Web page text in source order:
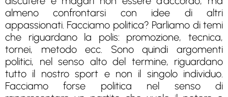
almeno confrontarsi con idee di altri
appassionati. Facciamo politica? Parliamo di temi
che riguardano la polis: promozione, tecnica,
tornei, metodo ecc. Sono quindi argomenti
politici, nel senso alto del termine, riguardano
tutto il nostro sport e non il singolo individuo.
Facciamo forse politica nel senso di